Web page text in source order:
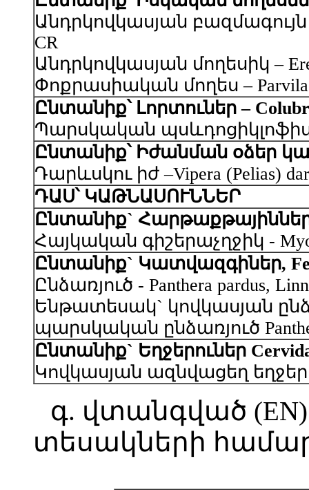
Անդրկովկասյան բազմագույն
CR
Անդրկովկասյան մողեսիկ –
Փոքրասիական մողես –
Ընտանիք՝ Լորտուներ –
Պարսկական պսևդոցիկլոֆիս –
Ընտանիք՝ Իժանման օձեր
Դարևսկու իժ –Vipera (Pelias)
ԴԱՍ՝ ԿԱԹՆԱՍՈՒՆՆԵՐ
Ընտանիք` Հարթաքթայիններ,
Հայկական գիշերաչղջիկ -
Ընտանիք` Կատվազգիներ,
Ընձառյուծ - Panthera pardus,
Ենթատեսակ` կովկասյան
պարսկական ընձառյուծ
Ընտանիք` Եղջերուներ
Կովկասյան ազնվացեղ
գ. վտանգված
տեսակների